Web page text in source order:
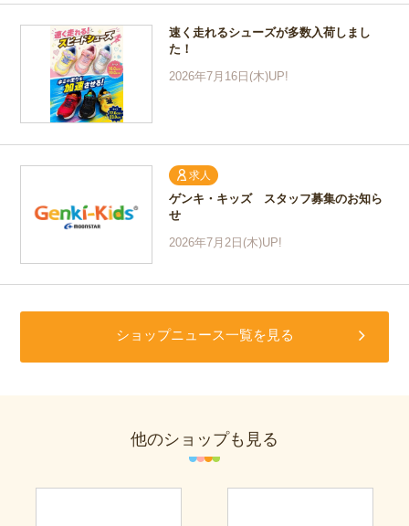
速く走れるシューズが多数入荷しまし
た！
2026年7月16日(木)UP!
求人
ゲンキ・キッズ スタッフ募集のお知ら
せ
2026年7月2日(木)UP!
ショップニュース一覧を見る
他のショップも見る